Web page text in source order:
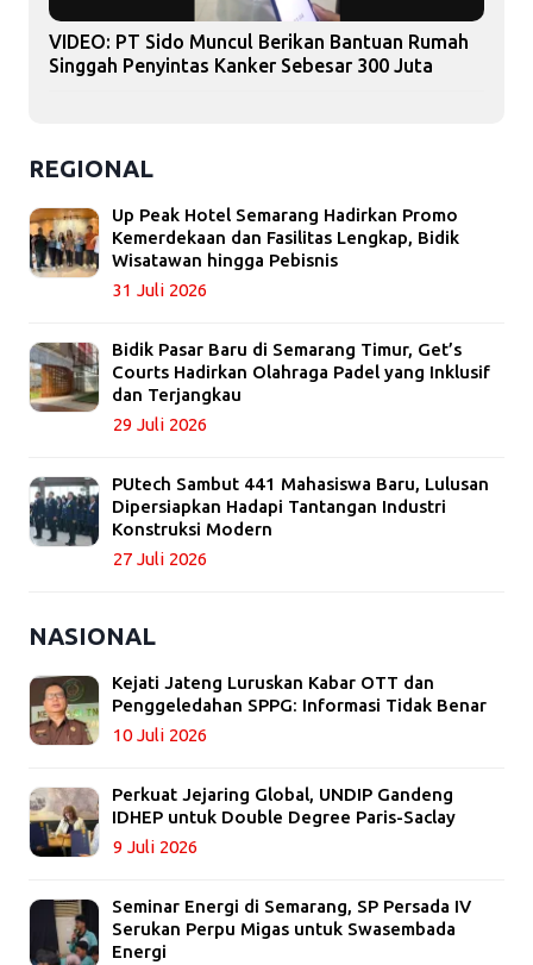
VIDEO: PT Sido Muncul Berikan Bantuan Rumah
Singgah Penyintas Kanker Sebesar 300 Juta
REGIONAL
Up Peak Hotel Semarang Hadirkan Promo
Kemerdekaan dan Fasilitas Lengkap, Bidik
Wisatawan hingga Pebisnis
31 Juli 2026
Bidik Pasar Baru di Semarang Timur, Get’s
Courts Hadirkan Olahraga Padel yang Inklusif
dan Terjangkau
29 Juli 2026
PUtech Sambut 441 Mahasiswa Baru, Lulusan
Dipersiapkan Hadapi Tantangan Industri
Konstruksi Modern
27 Juli 2026
NASIONAL
Kejati Jateng Luruskan Kabar OTT dan
Penggeledahan SPPG: Informasi Tidak Benar
10 Juli 2026
Perkuat Jejaring Global, UNDIP Gandeng
IDHEP untuk Double Degree Paris-Saclay
9 Juli 2026
Seminar Energi di Semarang, SP Persada IV
Serukan Perpu Migas untuk Swasembada
Energi